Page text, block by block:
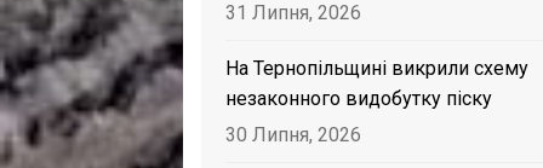
31 Липня, 2026
На Тернопільщині викрили схему
незаконного видобутку піску
30 Липня, 2026